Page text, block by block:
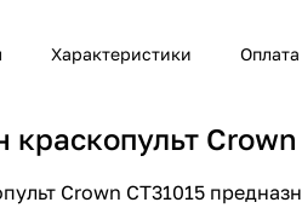
Характеристики Оплата
Crown
Crown CT31015